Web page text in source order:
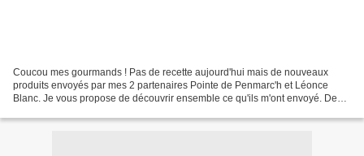
Coucou mes gourmands ! Pas de recette aujourd'hui mais de nouveaux
produits envoyés par mes 2 partenaires Pointe de Penmarc'h et Léonce
Blanc. Je vous propose de découvrir ensemble ce qu'ils m'ont envoyé. De